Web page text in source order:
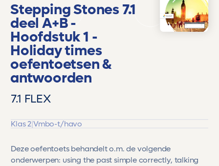
Stepping Stones 7.1
deel A+B-
Hoofdstuk 1 -
Holiday times
oefentoetsen &
antwoorden
7.1 FLEX
Klas 2|Vmbo-t/havo
Deze oefentoets behandelt o.m. de volgende
onderwerpen: using the past simple correctly, talking